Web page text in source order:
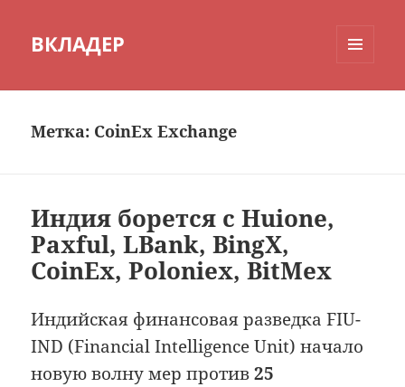
ВКЛАДЕР
Метка: CoinEx Exchange
Индия борется с Huione,
Paxful, LBank, BingX,
CoinEx, Poloniex, BitMex
Индийская финансовая разведка FIU-
IND (Financial Intelligence Unit) начало
новую волну мер против25